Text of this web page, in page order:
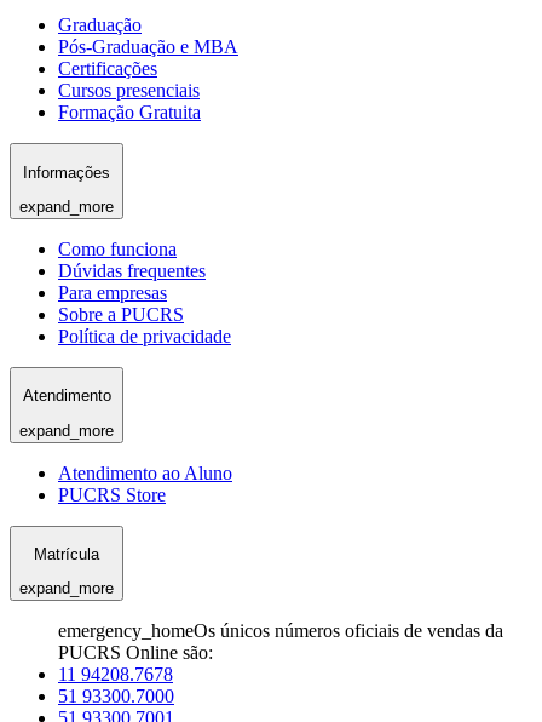
Graduação
Pós-Graduação e MBA
Certificações
Cursos presenciais
Formação Gratuita
Informações
expand_more
Como funciona
Dúvidas frequentes
Para empresas
Sobre a PUCRS
Política de privacidade
Atendimento
expand_more
Atendimento ao Aluno
PUCRS Store
Matrícula
expand_more
emergency_homeOs únicos números oficiais de vendas da
PUCRS Online são:
11 94208.7678
51 93300.7000